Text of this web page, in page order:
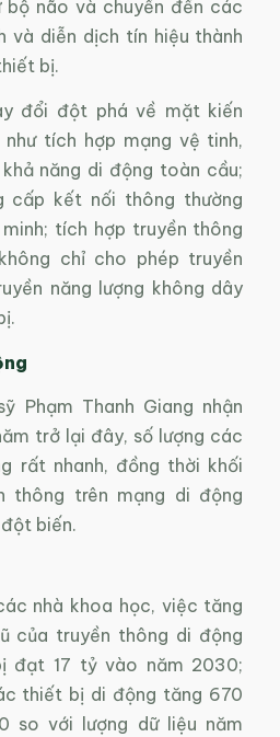
não và chuyển đến các
và diễn dịch tín hiệu thành
bị.
đổi đột phá về mặt kiến
tích hợp mạng vệ tinh,
năng di động toàn cầu;
cấp kết nối thông thường
tích hợp truyền thông
chỉ cho phép truyền
năng lượng không dây
Phạm Thanh Giang nhận
trở lại đây, số lượng các
rất nhanh, đồng thời khối
thông trên mạng di động
biến.
nhà khoa học, việc tăng
của truyền thông di động
đạt 17 tỷ vào năm 2030;
thiết bị di động tăng 670
so với lượng dữ liệu năm